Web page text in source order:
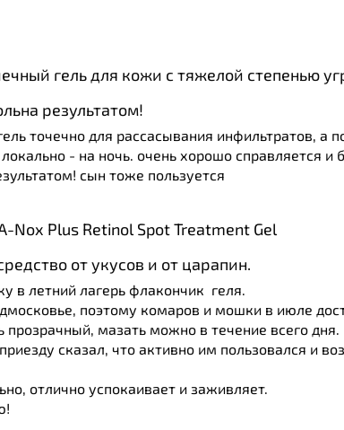
гель для кожи с тяжелой степенью
результатом!
точечно для рассасывания инфильтратов, а
- на ночь. очень хорошо справляется и
сын тоже пользуется
Nox Plus Retinol Spot Treatment Gel
от укусов и от царапин.
в летний лагерь флакончик геля.
поэтому комаров и мошки в июле
прозрачный, мазать можно в течение всего дня.
сказал, что активно им пользовался и
отлично успокаивает и заживляет.